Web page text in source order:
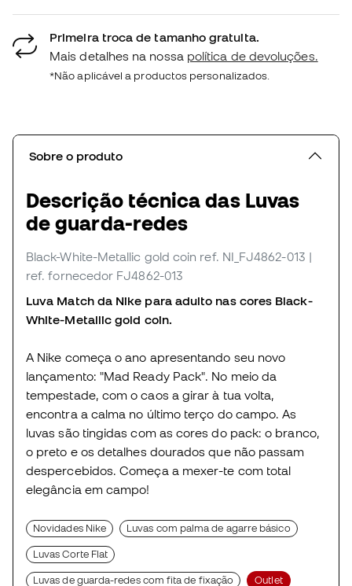
Primeira troca de tamanho gratuita.
Mais detalhes na nossa política de devoluções.
*Não aplicável a productos personalizados.
Sobre o produto
Descrição técnica das Luvas
de guarda-redes
Black-White-Metallic gold coin ref. NI_FJ4862-013 |
ref. fornecedor FJ4862-013
Luva Match da Nike para adulto nas cores Black-
White-Metallic gold coin.
A Nike começa o ano apresentando seu novo
lançamento: "Mad Ready Pack". No meio da
tempestade, com o caos a girar à tua volta,
encontra a calma no último terço do campo. As
luvas são tingidas com as cores do pack: o branco,
o preto e os detalhes dourados que não passam
despercebidos. Começa a mexer-te com total
elegância em campo!
Novidades Nike Luvas com palma de agarre básico
Luvas Corte Flat
Luvas de guarda-redes com fita de fixação Outlet